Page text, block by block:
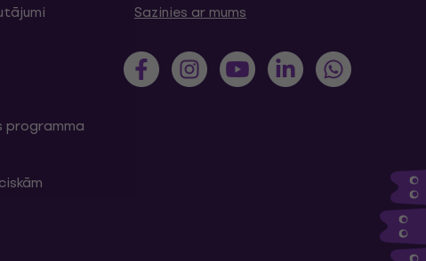
programma
Sazinies ar mums